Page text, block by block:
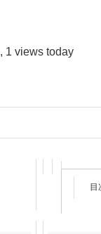
, 1 views today
目